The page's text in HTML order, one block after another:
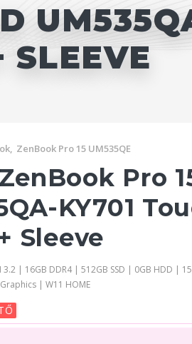
SLEEVE
ZenBook Pro 15 UM535QE
Pro
KY701
Sleeve
3.2 | 16GB DDR4 | 512GB SSD | 0GB HDD |
| W11 HOME